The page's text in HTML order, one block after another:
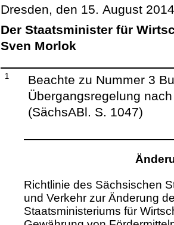
Dresden, den 15. August
Der Staatsminister für
Sven Morlok
1
Beachte zu Nummer 3
Übergangsregelung
(SächsABl. S. 1047)
Richtlinie des Sächsischen
und Verkehr zur Änderung
Staatsministeriums für